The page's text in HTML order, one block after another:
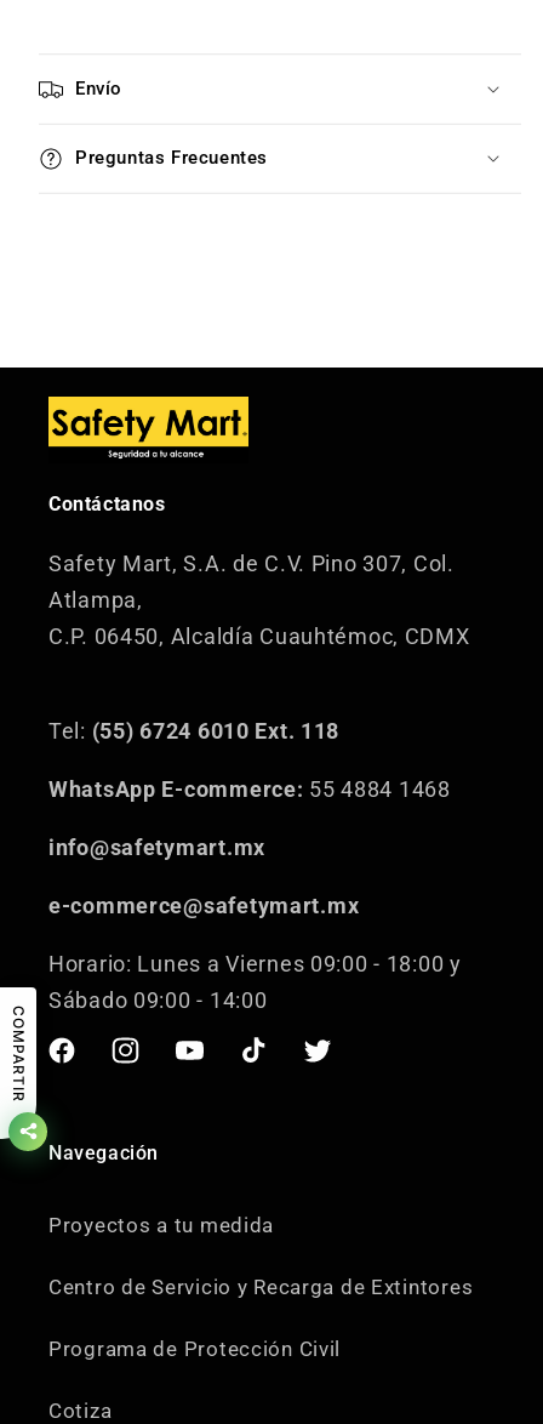
Envío
Preguntas Frecuentes
Contáctanos
Safety Mart, S.A. de C.V. Pino 307, Col.
Atlampa,
C.P. 06450, Alcaldía Cuauhtémoc, CDMX
Tel: (55) 6724 6010 Ext. 118
WhatsApp E-commerce: 55 4884 1468
info@safetymart.mx
e-commerce@safetymart.mx
Horario: Lunes a Viernes 09:00 - 18:00 y
Sábado 09:00 - 14:00
FacebookInstagramYouTubeTikTok Twitter
Navegación
Proyectos a tu medida
Centro de Servicio y Recarga de Extintores
Programa de Protección Civil
Cotiza
COMPARTIR